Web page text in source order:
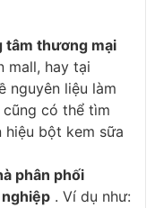
tâm thương mại
mall, hay tại
nguyên liệu làm
có thể tìm
bột kem sữa
phân phối
. Ví dụ như: